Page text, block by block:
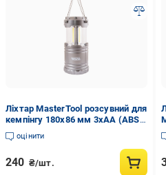
Ліхтар MasterTool розсувний для
кемпінгу 180х86 мм 3xAA (ABS
94-0803)
оцінити
240 ₴/шт.